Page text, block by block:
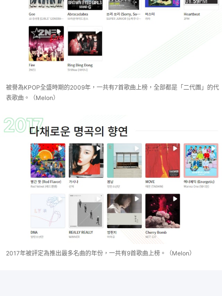
被譽為KPOP全盛時期的2009年，一共有7首歌曲上榜，全部都是「二代團」的代
表歌曲。（Melon）
2017年被評定為推出最多名曲的年份，一共有9首歌曲上榜。（Melon）